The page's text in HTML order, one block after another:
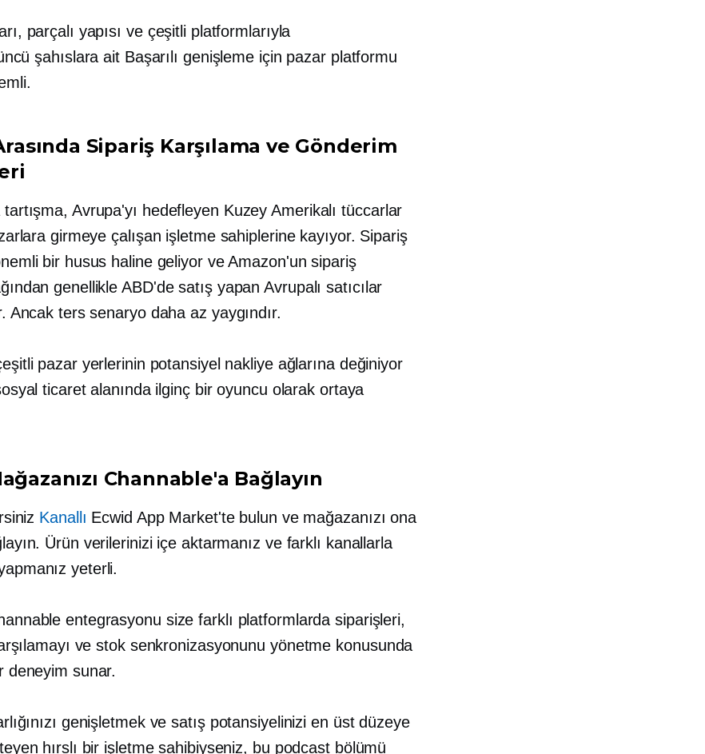
parçalı yapısı ve çeşitli platformlarıyla
şahıslara aitBaşarılı genişleme için pazar platformu
Sipariş Karşılama ve Gönderim
Avrupa'yı hedefleyen Kuzey Amerikalı tüccarlar
girmeye çalışan işletme sahiplerine kayıyor. Sipariş
bir husus haline geliyor ve Amazon'un sipariş
genellikle ABD'de satış yapan Avrupalı ​​satıcılar
Ancak ters senaryo daha az yaygındır.
pazar yerlerinin potansiyel nakliye ağlarına değiniyor
ticaret alanında ilginç bir oyuncu olarak ortaya
Channable'a Bağlayın
Kanallı Ecwid App Market'te bulun ve mağazanızı ona
Ürün verilerinizi içe aktarmanız ve farklı kanallarla
yeterli.
entegrasyonu size farklı platformlarda siparişleri,
ve stok senkronizasyonunu yönetme konusunda
deneyim sunar.
genişletmek ve satış potansiyelinizi en üst düzeye
hırslı bir işletme sahibiyseniz, bu podcast bölümü